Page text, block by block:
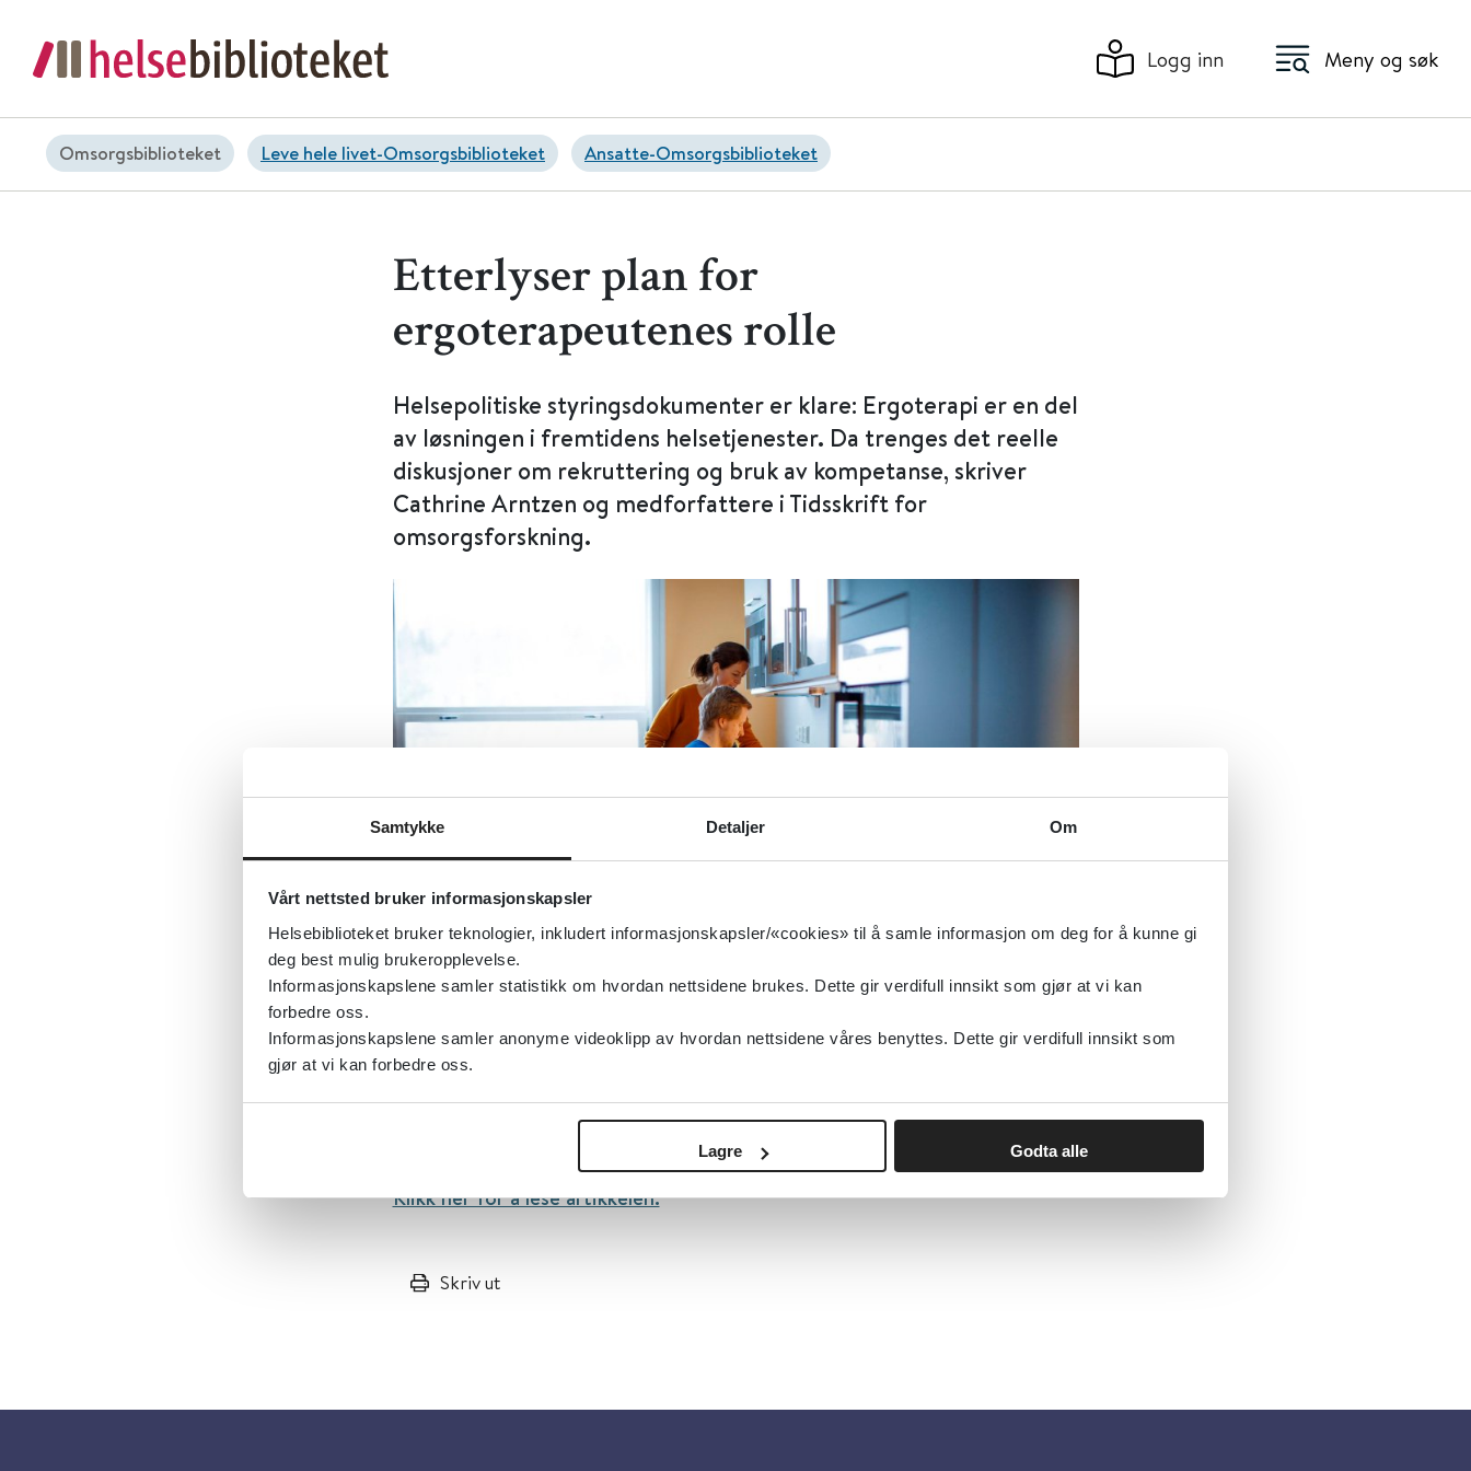
Samtykke Detaljer Om
Vårt nettsted bruker informasjonskapsler
Helsebiblioteket bruker teknologier, inkludert informasjonskapsler/«cookies» til å samle informasjon om deg for å kunne gi
deg best mulig brukeropplevelse.
Informasjonskapslene samler statistikk om hvordan nettsidene brukes. Dette gir verdifull innsikt som gjør at vi kan
forbedre oss.
Informasjonskapslene samler anonyme videoklipp av hvordan nettsidene våres benyttes. Dette gir verdifull innsikt som
gjør at vi kan forbedre oss.
Lagre Godta alle
Logg inn Meny og søk
Omsorgsbiblioteket Leve hele livet-Omsorgsbiblioteket Ansatte-Omsorgsbiblioteket
Etterlyser plan for
ergoterapeutenes rolle
Helsepolitiske styringsdokumenter er klare: Ergoterapi er en del
av løsningen i fremtidens helsetjenester. Da trenges det reelle
diskusjoner om rekruttering og bruk av kompetanse, skriver
Cathrine Arntzen og medforfattere i Tidsskrift for
omsorgsforskning.
Ergoterapi er en del av løsningen. Foto: Oda Hveem, NTNU
Klikk her for å lese artikkelen.
Skriv ut